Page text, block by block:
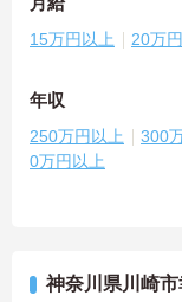
15万円以上 20万
年収
250万円以上 300
0万円以上
神奈川県川崎